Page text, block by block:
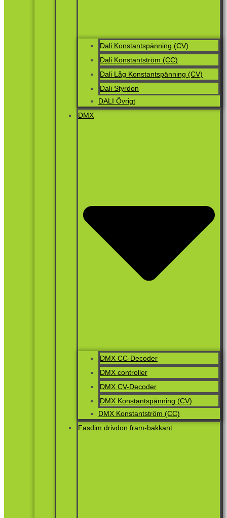
Dali Konstantspänning (CV)
Dali Konstantström (CC)
Dali Låg Konstantspänning (CV)
Dali Styrdon
DALI Övrigt
DMX
DMX CC-Decoder
DMX controller
DMX CV-Decoder
DMX Konstantspänning (CV)
DMX Konstantström (CC)
Fasdim drivdon fram-bakkant